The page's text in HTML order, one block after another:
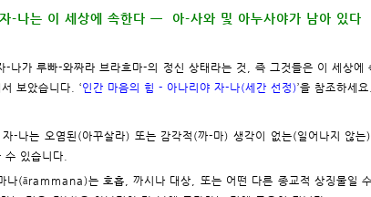
-나는 이 세상에 속한다 ㅡ 아-사와 및 아누사야가 남아 있다
-나가 루빠-와짜라 브라흐마-의 정신 상태라는 것, 즉 그것들은 이 세상에
보았습니다. ‘인간 마음의 힘 - 아나리야 자-나(세간 선정)’을 참조하세요.
-나는 오염된(아꾸살라) 또는 감각적(까-마) 생각이 없는(일어나지 않
수 있습니다.
나(ārammana)는 호흡, 까시나 대상, 또는 어떤 다른 종교적 상징물일